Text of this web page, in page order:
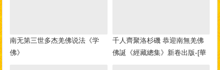
南无第三世多杰羌佛说法《学
佛》
千人齊聚洛杉磯 恭迎南無羌佛
佛誕《經藏總集》新卷出版-[華